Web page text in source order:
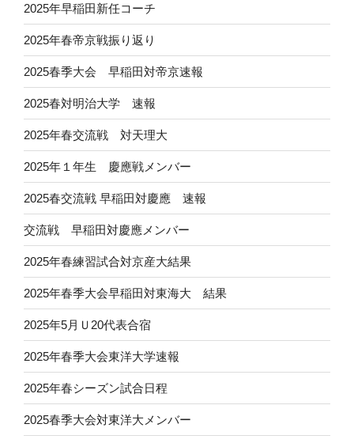
2025年早稲田新任コーチ
2025年春帝京戦振り返り
2025春季大会 早稲田対帝京速報
2025春対明治大学 速報
2025年春交流戦 対天理大
2025年１年生 慶應戦メンバー
2025春交流戦 早稲田対慶應 速報
交流戦 早稲田対慶應メンバー
2025年春練習試合対京産大結果
2025年春季大会早稲田対東海大 結果
2025年5月Ｕ20代表合宿
2025年春季大会東洋大学速報
2025年春シーズン試合日程
2025春季大会対東洋大メンバー